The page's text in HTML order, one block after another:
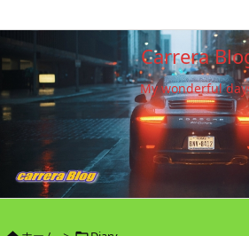
Carrera
My wonderful